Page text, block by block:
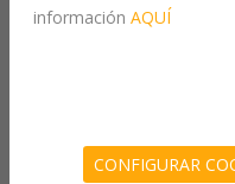
información AQUÍ
CONFIGURAR